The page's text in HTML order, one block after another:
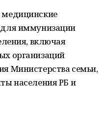
для иммунизации
включая
организаций
Министерства семьи,
населения РБ и